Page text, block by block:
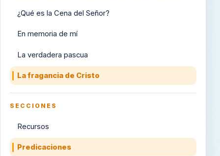
¿Qué es la Cena del Señor?
En memoria de mí
La verdadera pascua
La fragancia de Cristo
SECCIONES
Recursos
Predicaciones